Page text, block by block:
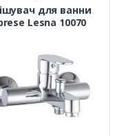
для ванни
Lesna 10070